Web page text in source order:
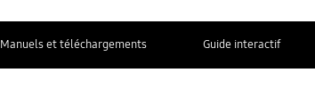
Manuels et téléchargements Guide interactif